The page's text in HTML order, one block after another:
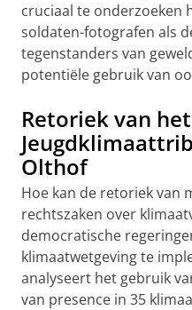
cruciaal te onderzoeken
soldaten-fotografen als
tegenstanders van
potentiële gebruik van
Retoriek van het
Olthof
Hoe kan de retoriek van
rechtszaken over
democratische
klimaatwetgeving te
analyseert het gebruik
van presence in 35